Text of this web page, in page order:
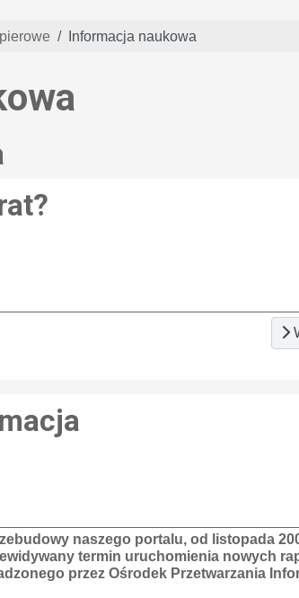
Informacja naukowa
naszego portalu, od listopada
termin uruchomienia nowych
przez Ośrodek Przetwarzania